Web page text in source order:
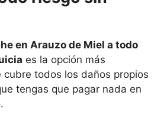
en Arauzo de Miel a todo
es la opción más
cubre todos los daños propios
tengas que pagar nada en